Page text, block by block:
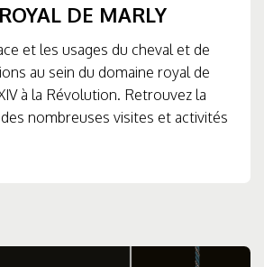
DE MARLY
et les usages du cheval et de
au sein du domaine royal de
à la Révolution. Retrouvez la
nombreuses visites et activités